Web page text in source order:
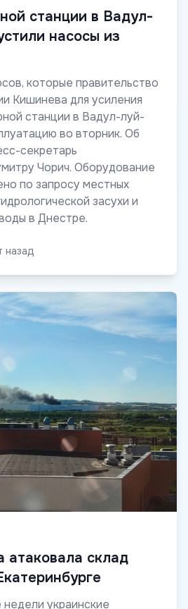
станции в Вадул-
насосы из
которые правительство
Кишинева для усиления
станции в Вадул-луй-
во вторник. Об
секретарь
Чорич. Оборудование
по запросу местных
засухи и
в Днестре.
назад
атаковала склад
украинские